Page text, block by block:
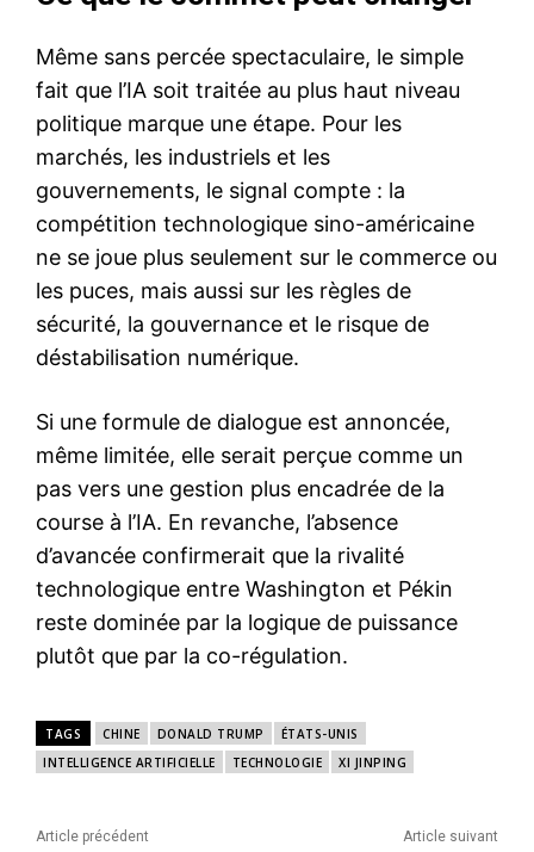
Même sans percée spectaculaire, le simple
fait que l’IA soit traitée au plus haut niveau
politique marque une étape. Pour les
marchés, les industriels et les
gouvernements, le signal compte : la
compétition technologique sino-américaine
ne se joue plus seulement sur le commerce ou
les puces, mais aussi sur les règles de
sécurité, la gouvernance et le risque de
déstabilisation numérique.
Si une formule de dialogue est annoncée,
même limitée, elle serait perçue comme un
pas vers une gestion plus encadrée de la
course à l’IA. En revanche, l’absence
d’avancée confirmerait que la rivalité
technologique entre Washington et Pékin
reste dominée par la logique de puissance
plutôt que par la co-régulation.
TAGS CHINE DONALD TRUMP
ÉTATS-UNIS
INTELLIGENCE ARTIFICIELLE
TECHNOLOGIE XI JINPING
Article précédent Article suivant